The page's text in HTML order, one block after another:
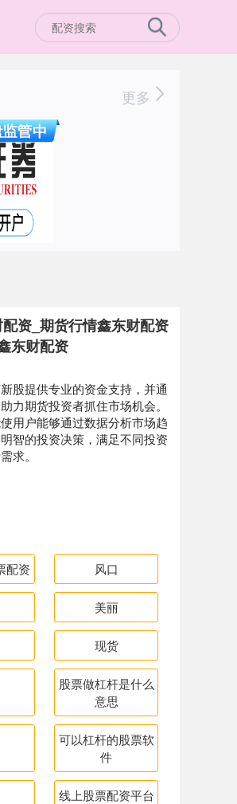
更多
资_期货行情鑫东财配资
东财配资
股提供专业的资金支持，并通
力期货投资者抓住市场机会。
用户能够通过数据分析市场趋
智的投资决策，满足不同投资
求。
配资 风口
美丽
现货
股票做杠杆是什么
意思
可以杠杆的股票软
件
线上股票配资平台